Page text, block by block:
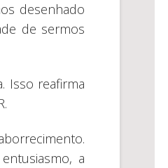
desenhado
de sermos
Isso reafirma
a